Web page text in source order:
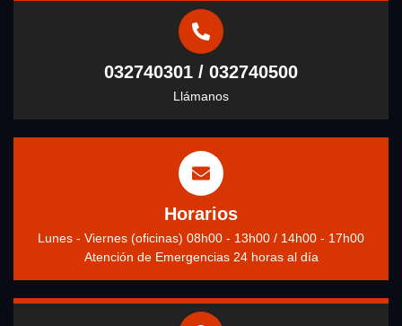
032740301 / 032740500
Llámanos
Horarios
Lunes - Viernes (oficinas) 08h00 - 13h00 / 14h00 - 17h00
Atención de Emergencias 24 horas al día